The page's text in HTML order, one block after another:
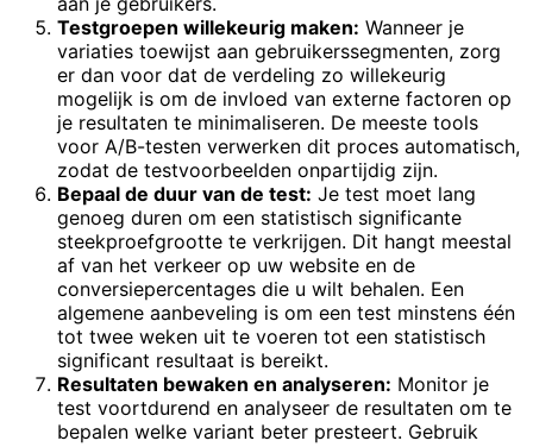
Testgroepen willekeurig maken: Wanneer je
variaties toewijst aan gebruikerssegmenten, zorg
er dan voor dat de verdeling zo willekeurig
mogelijk is om de invloed van externe factoren op
je resultaten te minimaliseren. De meeste tools
voor A/B-testen verwerken dit proces automatisch,
zodat de testvoorbeelden onpartijdig zijn.
Bepaal de duur van de test: Je test moet lang
genoeg duren om een statistisch significante
steekproefgrootte te verkrijgen. Dit hangt meestal
af van het verkeer op uw website en de
conversiepercentages die u wilt behalen. Een
algemene aanbeveling is om een test minstens één
tot twee weken uit te voeren tot een statistisch
significant resultaat is bereikt.
Resultaten bewaken en analyseren: Monitor je
test voortdurend en analyseer de resultaten om te
bepalen welke variant beter presteert. Gebruik